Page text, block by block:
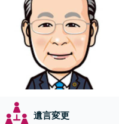
遺言変更